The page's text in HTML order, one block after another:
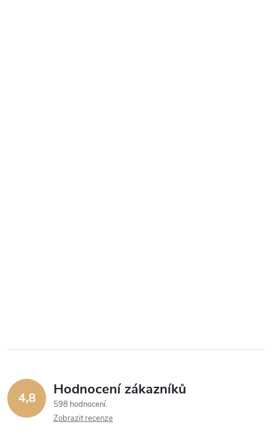
4,8 Hodnocení zákazníků
598 hodnocení
Zobrazit recenze